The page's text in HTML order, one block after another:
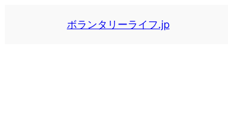
ボランタリーライフ.jp